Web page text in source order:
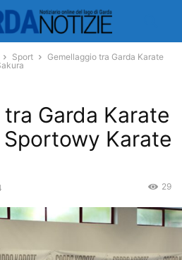
Sport
Gemellaggio tra Garda Karate
Garda Karate
Sportowy Karate
29